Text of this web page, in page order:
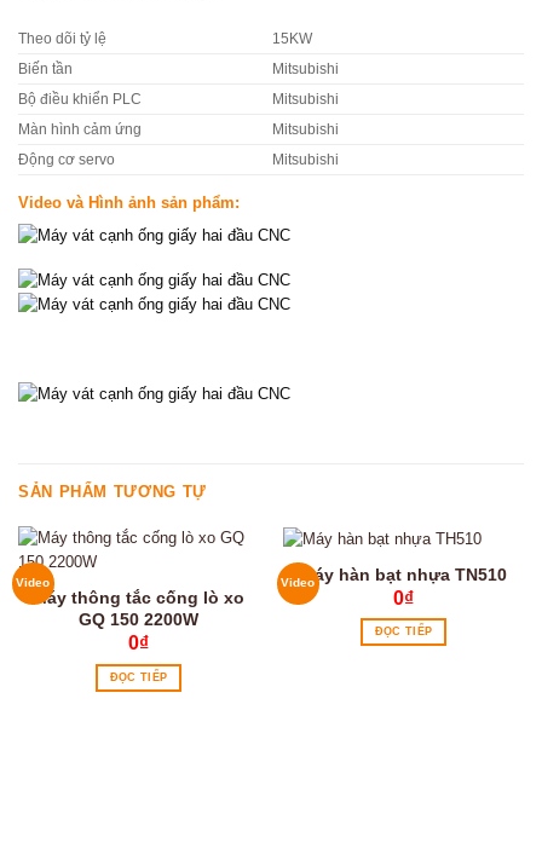
Theo dõi tỷ lệ 15KW
Biến tần Mitsubishi
Bộ điều khiển PLC Mitsubishi
Màn hình cảm ứng Mitsubishi
Động cơ servo Mitsubishi
Video và Hình ảnh sản phẩm:
SẢN PHẨM TƯƠNG TỰ
Video
Máy thông tắc cống lò xo
GQ 150 2200W
0₫
ĐỌC TIẾP
VideoMáy hàn bạt nhựa TN510
0₫
ĐỌC TIẾP